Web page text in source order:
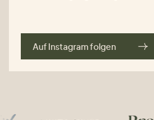
Auf Instagram folgen